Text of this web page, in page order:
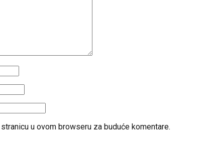
u ovom browseru za buduće komentare.